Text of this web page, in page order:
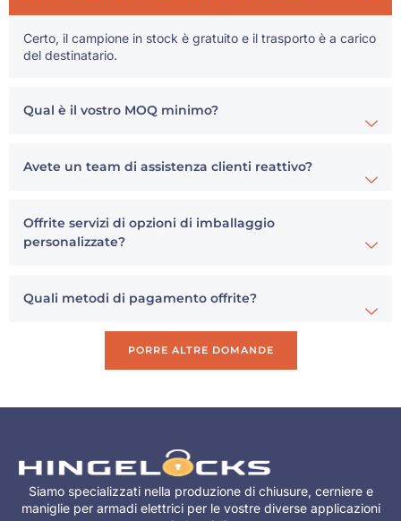
Certo, il campione in stock è gratuito e il trasporto è a carico
del destinatario.
Qual è il vostro MOQ minimo?
Avete un team di assistenza clienti reattivo?
Offrite servizi di opzioni di imballaggio
personalizzate?
Quali metodi di pagamento offrite?
PORRE ALTRE DOMANDE
Siamo specializzati nella produzione di chiusure, cerniere e
maniglie per armadi elettrici per le vostre diverse applicazioni